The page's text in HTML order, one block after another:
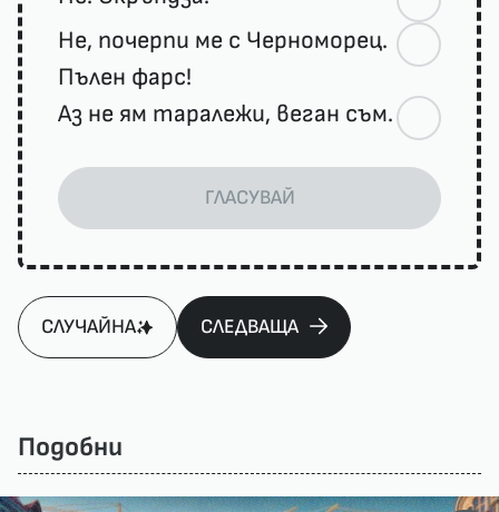
Не, почерпи ме с Черноморец.
Пълен фарс!
Аз не ям таралежи, веган съм.
ГЛАСУВАЙ
СЛУЧАЙНА СЛЕДВАЩА
Подобни